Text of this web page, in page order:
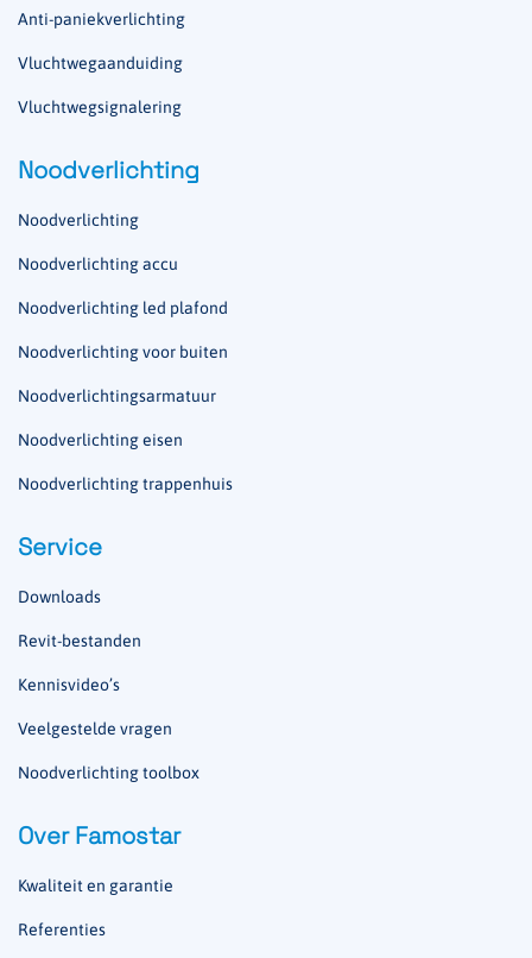
Anti-paniekverlichting
Vluchtwegaanduiding
Vluchtwegsignalering
Noodverlichting
Noodverlichting
Noodverlichting accu
Noodverlichting led plafond
Noodverlichting voor buiten
Noodverlichtingsarmatuur
Noodverlichting eisen
Noodverlichting trappenhuis
Service
Downloads
Revit-bestanden
Kennisvideo’s
Veelgestelde vragen
Noodverlichting toolbox
Over Famostar
Kwaliteit en garantie
Referenties